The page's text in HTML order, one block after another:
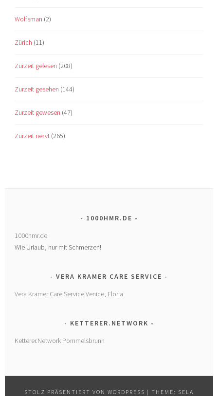
Wolfsman (2)
Zürich (11)
Zurzeit gelesen (208)
Zurzeit gesehen (144)
Zurzeit gewesen (47)
Zurzeit nervt (265)
1000HMR.DE
1000hmr.de
Wie Urlaub, nur mit Schmerzen!
VERA KRAMER CARE SERVICE
Vera Kramer Care Service Venice, Floria
KETTERER.NETWORK
Ketterer.Network Pommelsbrunn
STOLZ PRÄSENTIERT VON WORDPRESS | THEME: SELA